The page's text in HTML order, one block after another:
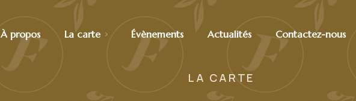
À propos La carte Évènements Actualités Contactez-nous
LA CARTE